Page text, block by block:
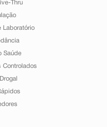
Thru
Laboratório
Saúde
Controlados